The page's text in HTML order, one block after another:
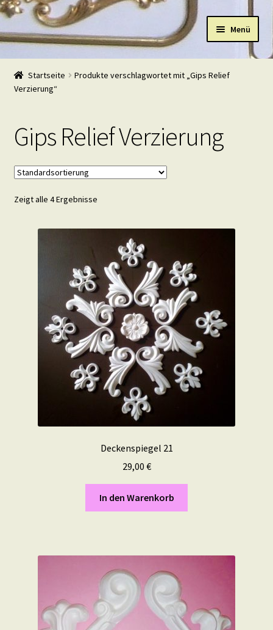
Navigation
Zum
Inhalt
Menü
Start
Shop
Startseite
Produkte verschlagwortet mit „Gips Relief
Verzierung“
Gips Relief Verzierung
Zeigt alle 4 Ergebnisse
Deckenspiegel 21
29,00 €
In den Warenkorb